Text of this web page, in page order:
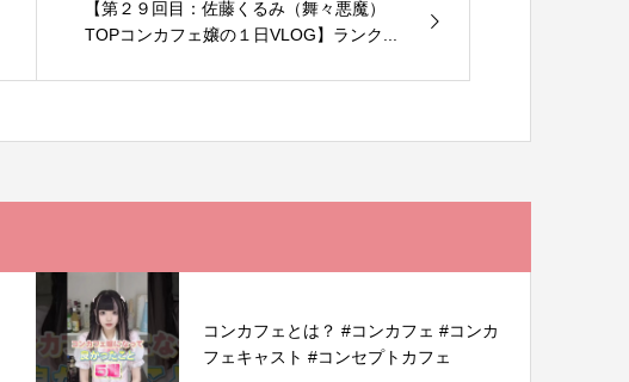
【第２９回目：佐藤くるみ（舞々悪魔）
TOPコンカフェ嬢の１日VLOG】ランク...
コンカフェとは？ #コンカフェ #コンカ
フェキャスト #コンセプトカフェ